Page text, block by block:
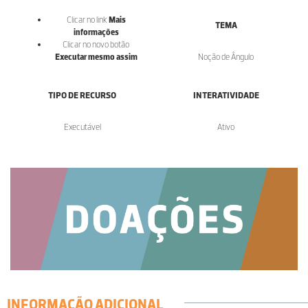
Clicar no link Mais
informações
Clicar no novo botão
Executar mesmo assim
TEMA
Noção de Ângulo
TIPO DE RECURSO
Executável
INTERATIVIDADE
Ativo
INFORMAÇÃO ADICIONAL